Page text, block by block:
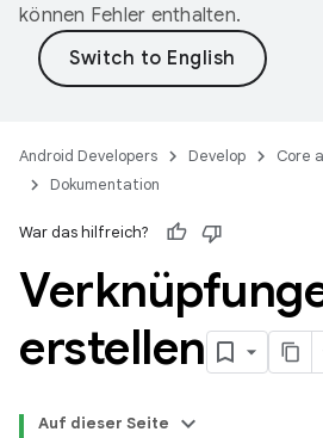
können Fehler enthalten.
Android Developers Develop Core
Dokumentation
War das hilfreich?
erstellen
Auf dieser Seite